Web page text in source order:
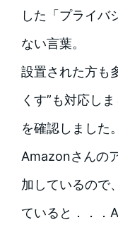
した「プライバ
ない言葉。
設置された方も
くす”も対応し
を確認しました
Amazonさんの
加しているので
ていると．．．